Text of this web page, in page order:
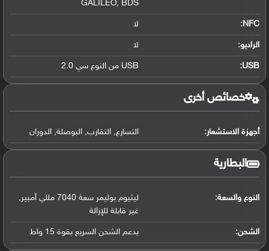
GALILEO, BDS
NFC
: لا
الراديو: لا
USB
: USB من النوع سي 2.0
خصائص أخرى
أجهزة الاستشعار: التسارع, التقارب, البوصلة, الدوران
البطارية
النوع والسعة: ليثيوم بوليمر سعة 7040 مللي أمبير
,
غير قابلة للإزالة
الشحن: يدعم الشحن السريع بقوة 15 واط